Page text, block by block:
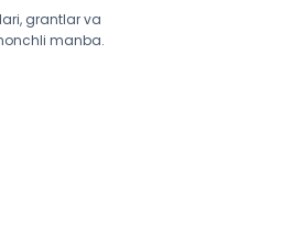
grantlar va
manba.